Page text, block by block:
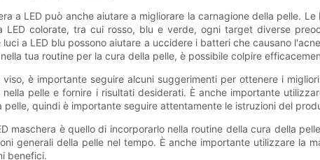
a LED può anche aiutare a migliorare la carnagione della pelle.
colorate, tra cui rosso, blu e verde, ogni target diverse
a LED blu possono aiutare a uccidere i batteri che causano
tua routine per la cura della pelle, è possibile colpire
è importante seguire alcuni suggerimenti per ottenere i
pelle e fornire i risultati desiderati. È anche importante
quindi è importante seguire attentamente le istruzioni del
maschera è quello di incorporarlo nella routine della cura della
generali della pelle nel tempo. È anche importante utilizzare la
benefici.